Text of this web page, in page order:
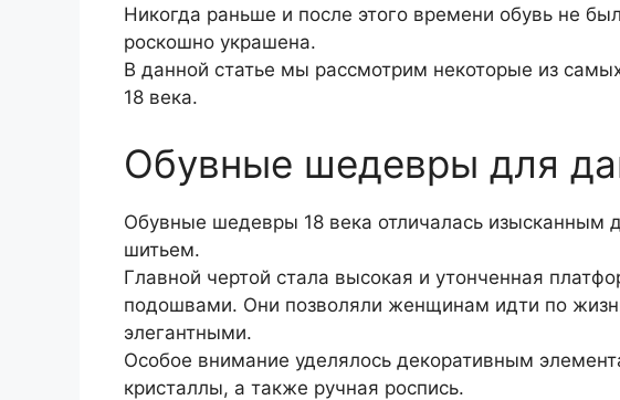
Никогда раньше и после этого времени обувь не
роскошно украшена.
В данной статье мы рассмотрим некоторые из
18 века.
Обувные шедевры для
Обувные шедевры 18 века отличалась
шитьем.
Главной чертой стала высокая и утонченная
подошвами. Они позволяли женщинам идти по
элегантными.
Особое внимание уделялось декоративным
кристаллы, а также ручная роспись.